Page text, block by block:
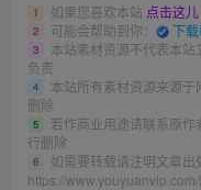
1 如果您喜欢本站 点击这儿
2 可能会帮助到你： 下
3
本站素材资源不代表本
负责
4
本站所有素材资源来源
删除
5 若作商业用途请联系原
行删除
6
如需要转载请注明文章出
https://